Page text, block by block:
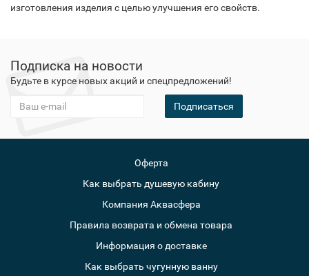
изготовления изделия с целью улучшения его свойств.
Подписка на новости
Будьте в курсе новых акций и спецпредложений!
Подписаться
Оферта
Как выбрать душевую кабину
Компания Аквасфера
Правила возврата и обмена товара
Информация о доставке
Как выбрать чугунную ванну